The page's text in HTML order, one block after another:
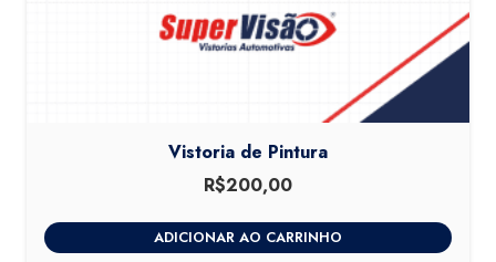
Vistoria de Pintura
R$200,00
ADICIONAR AO CARRINHO